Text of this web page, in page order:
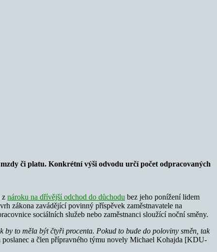
či platu. Konkrétní výši odvodu určí počet odpracovaných
z nároku na dřívější odchod do důchodu bez jeho ponížení lidem
zákona zavádějící povinný příspěvek zaměstnavatele na
sociálních služeb nebo zaměstnanci sloužící noční směny.
by to měla být čtyři procenta. Pokud to bude do poloviny směn, tak
a člen přípravného týmu novely Michael Kohajda [KDU-